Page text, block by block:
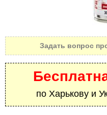
Задать вопрос
по Харькову и